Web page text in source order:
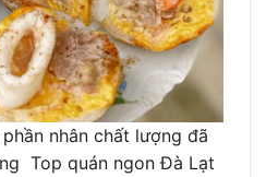
nhân chất lượng đã
Top quán ngon Đà Lạt